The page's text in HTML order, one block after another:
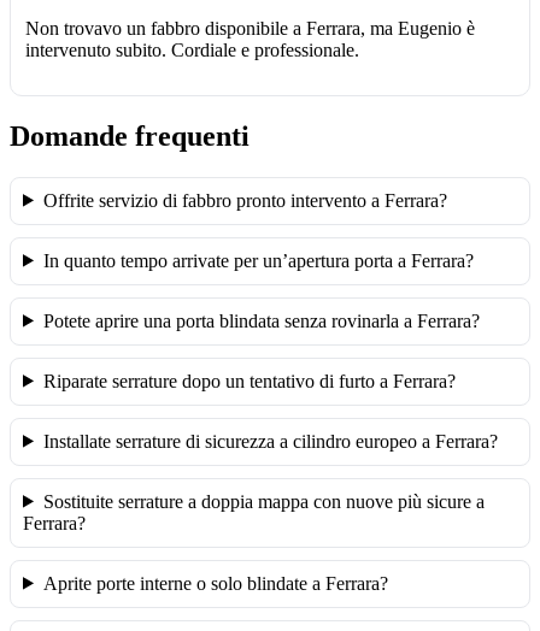
Non trovavo un fabbro disponibile a Ferrara, ma Eugenio è
intervenuto subito. Cordiale e professionale.
Domande frequenti
Offrite servizio di fabbro pronto intervento a Ferrara?
In quanto tempo arrivate per un’apertura porta a Ferrara?
Potete aprire una porta blindata senza rovinarla a Ferrara?
Riparate serrature dopo un tentativo di furto a Ferrara?
Installate serrature di sicurezza a cilindro europeo a Ferrara?
Sostituite serrature a doppia mappa con nuove più sicure a
Ferrara?
Aprite porte interne o solo blindate a Ferrara?